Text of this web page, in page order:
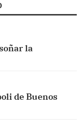
la
de Buenos